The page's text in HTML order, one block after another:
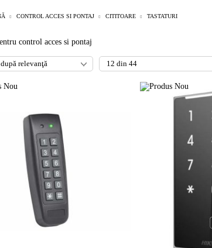
CONTROL ACCES SI PONTAJ CITITOARE TASTATURI
control acces si pontaj